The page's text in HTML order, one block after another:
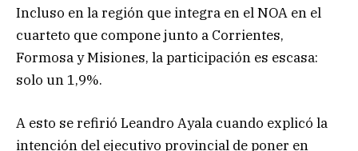
Incluso en la región que integra en el NOA en el
cuarteto que compone junto a Corrientes,
Formosa y Misiones, la participación es escasa:
solo un 1,9%.
A esto se refirió Leandro Ayala cuando explicó la
intención del ejecutivo provincial de poner en